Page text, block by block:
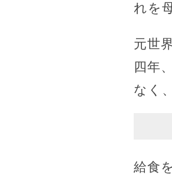
れを
元世
四年
なく
給食